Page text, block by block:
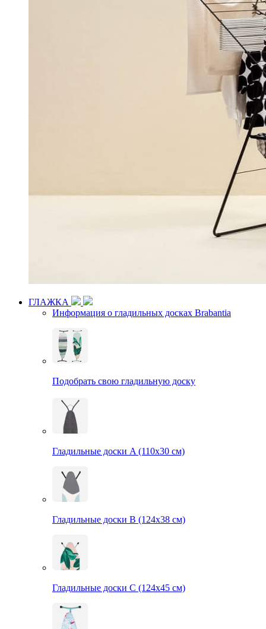
ГЛАЖКА
Информация о гладильных досках Brabantia
Подобрать свою гладильную доску
Гладильные доски A (110х30 см)
Гладильные доски B (124х38 см)
Гладильные доски С (124х45 см)